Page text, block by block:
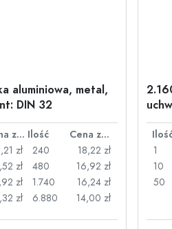
aluminiowa, metal,
DIN 32
Cena za sztukę Ilość
Cena za sztukę
zł
zł
zł
zł
240
18,22 zł
480
16,92 zł
1.740
16,24 zł
6.880
14,00 zł
1
10
50